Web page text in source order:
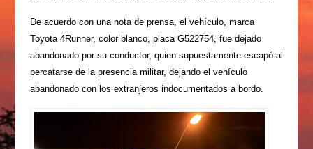
De acuerdo con una nota de prensa, el vehículo, marca
Toyota 4Runner, color blanco, placa G522754, fue dejado
abandonado por su conductor, quien supuestamente escapó al
percatarse de la presencia militar, dejando el vehículo
abandonado con los extranjeros indocumentados a bordo.